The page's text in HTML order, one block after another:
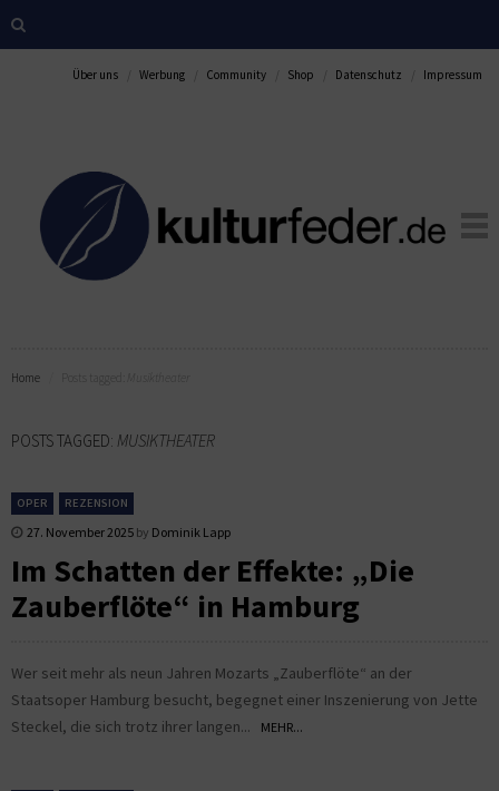
Über uns Werbung Community Shop Datenschutz Impressum
Home
POSTS TAGGED: MUSIKTHEATER
OPER REZENSION
27. November 2025 by Dominik Lapp
Im Schatten der Effekte: „Die
Zauberflöte“ in Hamburg
Wer seit mehr als neun Jahren Mozarts „Zauberflöte“ an der
Staatsoper Hamburg besucht, begegnet einer Inszenierung von Jette
Steckel, die sich trotz ihrer langen...
MEHR...